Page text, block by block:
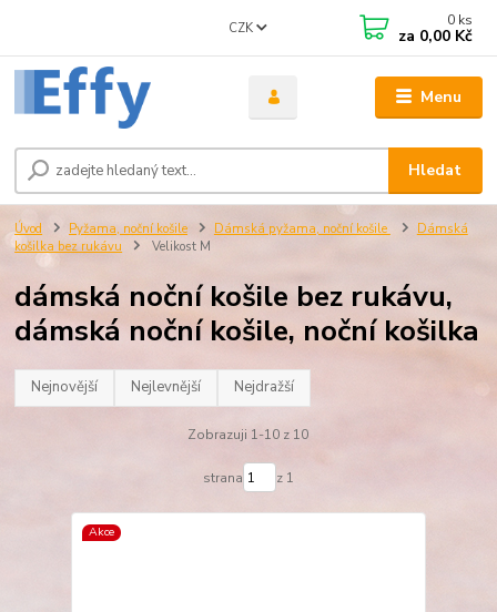
Menu
CZK
Hledat
0 ks
za 0,00 Kč
Úvod Pyžama, noční košile Dámská pyžama, noční košile
Dámská
košilka bez rukávu
Velikost M
dámská noční košile bez rukávu,
dámská noční košile, noční košilka
Nejnovější Nejlevnější Nejdražší
Zobrazuji 1-10 z 10
strana z 1
Akce